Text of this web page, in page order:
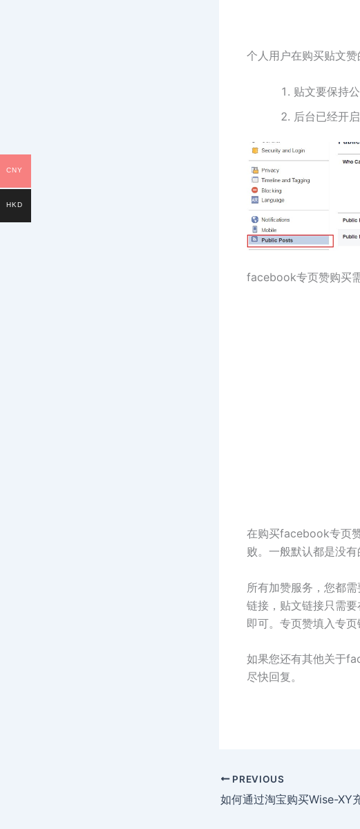
个人用户在购买贴文
贴文要保持
后台已经开
facebook专页赞购买
在购买facebook专页
败。一般默认都是没
所有加赞服务，您都
链接，贴文链接只需
即可。专页赞填入专页
如果您还有其他关于
尽快回复。
PREVIOUS
CNY
HKD